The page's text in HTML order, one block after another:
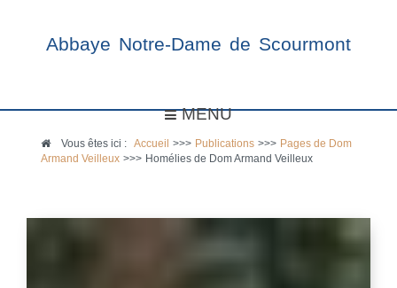
Abbaye Notre-Dame de Scourmont
MENU
Vous êtes ici :Accueil >>> Publications >>> Pages de Dom
Armand Veilleux >>> Homélies de Dom Armand Veilleux